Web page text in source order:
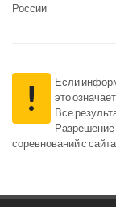
России
!
Если
это
Все
Разрешение
соревнований с